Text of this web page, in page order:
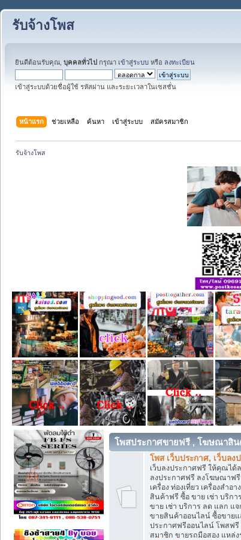
รับจ้างโพส
ยินดีต้อนรับคุณ, บุคคลทั่วไป กรุณา เข้าสู่ระบบ หรือ ลงทะเบียน
เข้าสู่ระบบด้วยชื่อผู้ใช้ รหัสผ่าน และระยะเวลาในเซสชั่น
หน้าแรก ช่วยเหลือ ค้นหา เข้าสู่ระบบ สมัครสมาชิก
รับจ้างโพส
โพสประกาศขายฟรี , โฆษณาสิ
โพส เว็บประกาศ, เว็บล
เว็บลงประกาศฟรี ให้คุณได้
ลงประกาศฟรี ลงโฆษณาฟรี
เครื่อง ท่องเที่ยว เครื่องสำ
สินค้าฟรี ซื้อ ขาย เช่า บริก
ขาย เช่า บริการ ลด แลก แ
ขายสินค้าออนไลน์ ซื้อขาย
ประกาศฟรีออนไลน์ โพสฟ
สมาชิก ขายรถมือสอง แหล่